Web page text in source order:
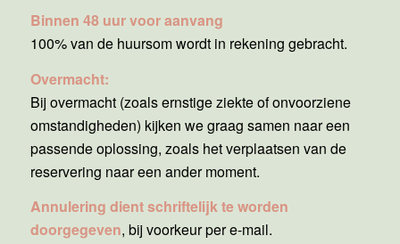
Binnen 48 uur voor aanvang
100% van de huursom wordt in rekening gebracht.
Overmacht:
Bij overmacht (zoals ernstige ziekte of onvoorziene
omstandigheden) kijken we graag samen naar een
passende oplossing, zoals het verplaatsen van de
reservering naar een ander moment.
Annulering dient schriftelijk te worden
doorgegeven, bij voorkeur per e-mail.